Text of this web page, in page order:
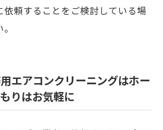
依頼することをご検討している場
エアコンクリーニングはホー
りはお気軽に